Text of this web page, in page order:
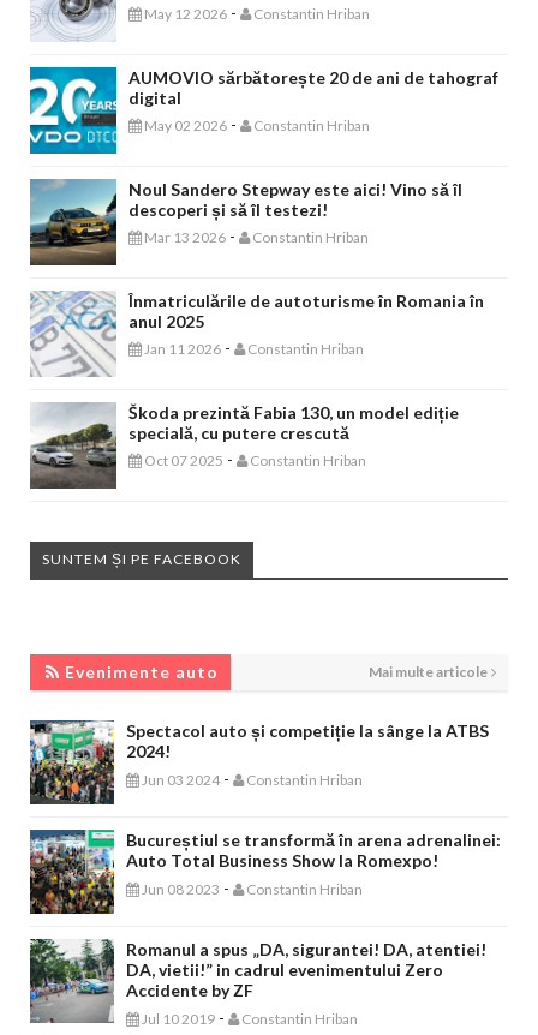
May 12 2026 - Constantin Hriban
AUMOVIO sărbătorește 20 de ani de tahograf
digital
May 02 2026 - Constantin Hriban
Noul Sandero Stepway este aici! Vino să îl
descoperi și să îl testezi!
Mar 13 2026 - Constantin Hriban
Înmatriculările de autoturisme în Romania în
anul 2025
Jan 11 2026 - Constantin Hriban
Škoda prezintă Fabia 130, un model ediție
specială, cu putere crescută
Oct 07 2025 - Constantin Hriban
SUNTEM ȘI PE FACEBOOK
Evenimente auto Mai multe articole
Spectacol auto și competiție la sânge la ATBS
2024!
Jun 03 2024 - Constantin Hriban
Bucureștiul se transformă în arena adrenalinei:
Auto Total Business Show la Romexpo!
Jun 08 2023 - Constantin Hriban
Romanul a spus „DA, sigurantei! DA, atentiei!
DA, vietii!” in cadrul evenimentului Zero
Accidente by ZF
Jul 10 2019 - Constantin Hriban